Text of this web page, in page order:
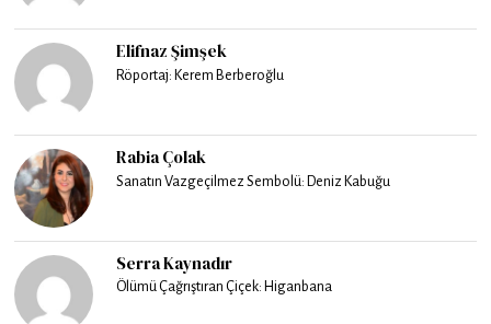
Elifnaz Şimşek
Röportaj: Kerem Berberoğlu
Rabia Çolak
Sanatın Vazgeçilmez Sembolü: Deniz Kabuğu
Serra Kaynadır
Ölümü Çağrıştıran Çiçek: Higanbana